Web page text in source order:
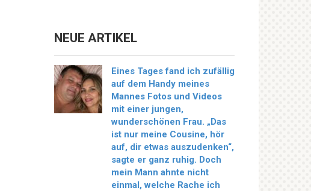
NEUE ARTIKEL
Eines Tages fand ich zufällig
auf dem Handy meines
Mannes Fotos und Videos
mit einer jungen,
wunderschönen Frau. „Das
ist nur meine Cousine, hör
auf, dir etwas auszudenken“,
sagte er ganz ruhig. Doch
mein Mann ahnte nicht
einmal, welche Rache ich